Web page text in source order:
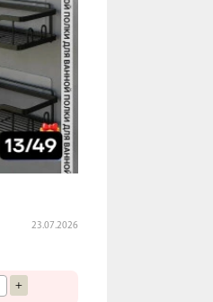
23.07.2026
+